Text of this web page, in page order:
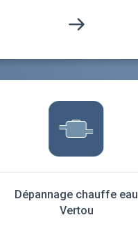
Dépannage chauffe eau
Vertou